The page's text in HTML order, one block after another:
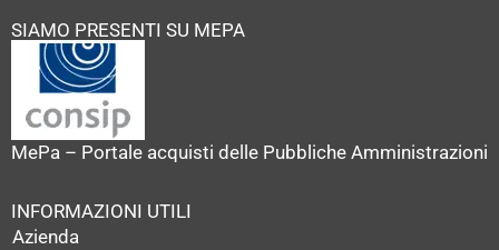
SIAMO PRESENTI SU MEPA
MePa – Portale acquisti delle Pubbliche Amministrazioni
INFORMAZIONI UTILI
Azienda